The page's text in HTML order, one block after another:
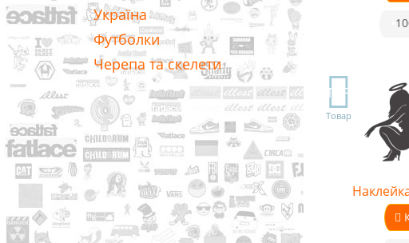
Україна
Футболки
Черепа та скелети
TOP
Товар